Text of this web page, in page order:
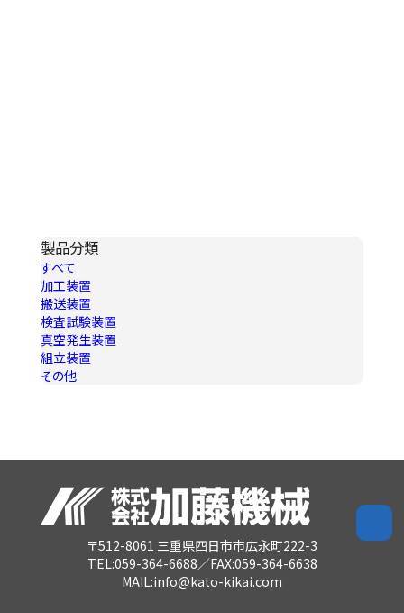
製品分類
すべて
加工装置
搬送装置
検査試験装置
真空発生装置
組立装置
その他
〒512-8061 三重県四日市市広永町222-3
TEL:059-364-6688／FAX:059-364-6638
MAIL:info@kato-kikai.com